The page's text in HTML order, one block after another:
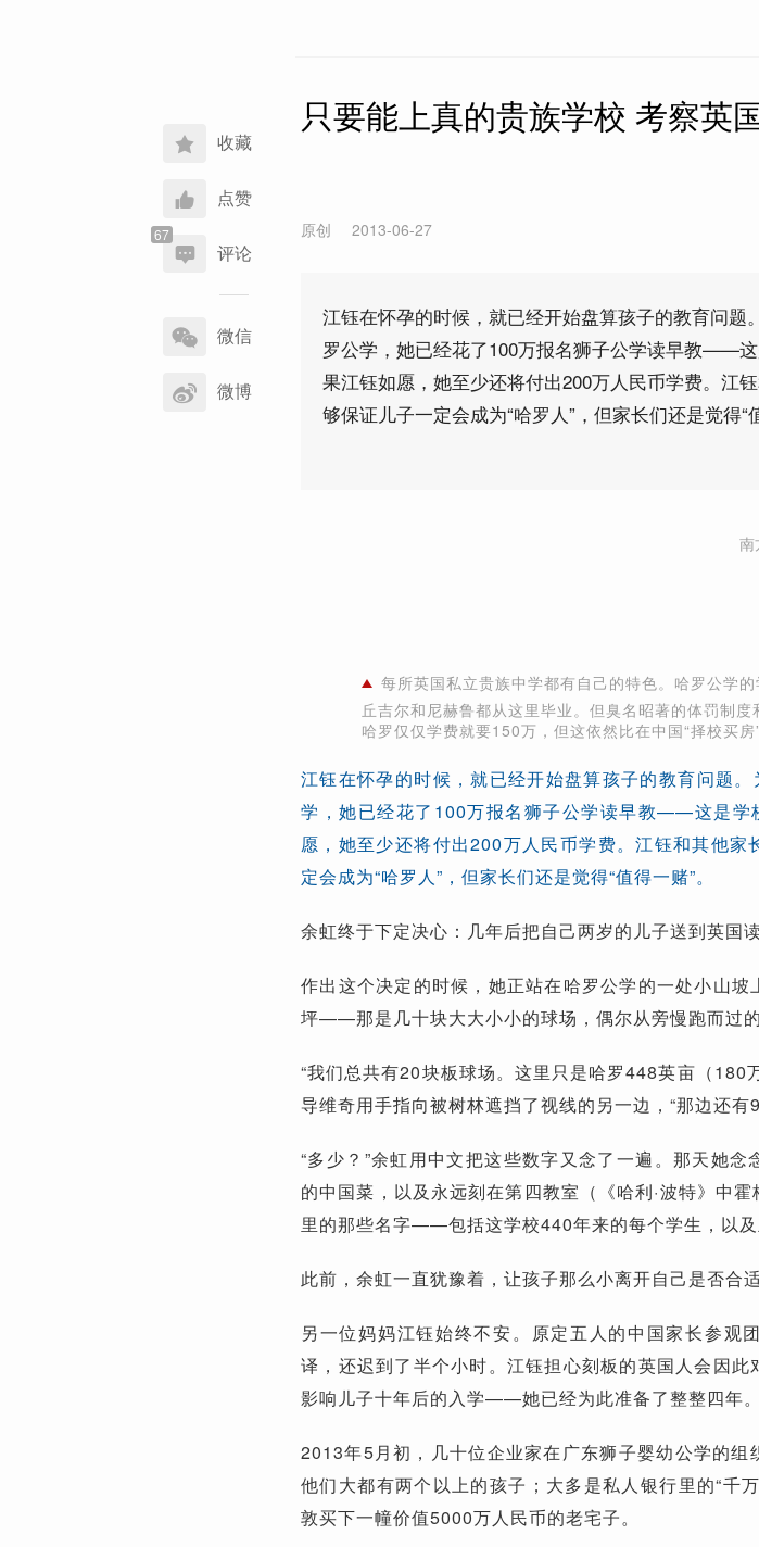
收藏
点赞
评论
享
到
微信
微博
只要能上真的贵族学校 考察英
原创 2013-06-27
江钰在怀孕的时候，就已经开始盘算孩子的教育问题
罗公学，她已经花了100万报名狮子公学读早教——这
果江钰如愿，她至少还将付出200万人民币学费。江
够保证儿子一定会成为“哈罗人”，但家长们还是觉得“
南
每所英国私立贵族中学都有自己的特色。哈罗公学
丘吉尔和尼赫鲁都从这里毕业。但臭名昭著的体罚制度
哈罗仅仅学费就要150万，但这依然比在中国“择校买房
江钰在怀孕的时候，就已经开始盘算孩子的教育问题
学，她已经花了100万报名狮子公学读早教——这是学
愿，她至少还将付出200万人民币学费。江钰和其他家
定会成为“哈罗人”，但家长们还是觉得“值得一赌”。
余虹终于下定决心：几年后把自己两岁的儿子送到英国读
作出这个决定的时候，她正站在哈罗公学的一处小山
坪——那是几十块大大小小的球场，偶尔从旁慢跑而过的
“我们总共有20块板球场。这里只是哈罗448英亩（180
导维奇用手指向被树林遮挡了视线的另一边，“那边还
“多少？”余虹用中文把这些数字又念了一遍。那天她
的中国菜，以及永远刻在第四教室（《哈利·波特》中
里的那些名字——包括这学校440年来的每个学生，以及
此前，余虹一直犹豫着，让孩子那么小离开自己是否合适
另一位妈妈江钰始终不安。原定五人的中国家长参观
译，还迟到了半个小时。江钰担心刻板的英国人会因
影响儿子十年后的入学——她已经为此准备了整整四年。
2013年5月初，几十位企业家在广东狮子婴幼公学的组
他们大都有两个以上的孩子；大多是私人银行里的“千
敦买下一幢价值5000万人民币的老宅子。